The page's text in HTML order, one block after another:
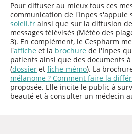
Pour diffuser au mieux tous ces
communication de l'Inpes s'appuie
soleil.fr ainsi que sur la diffusion
messages télévisés (Météo des
3). En complément, le Cespharm
l'affiche et la brochure de l'Inpes
patients ainsi que des documents
(dossier et fiche mémo). La
mélanome ? Comment faire la
proposée. Elle incite le public à
beauté et à consulter un médecin